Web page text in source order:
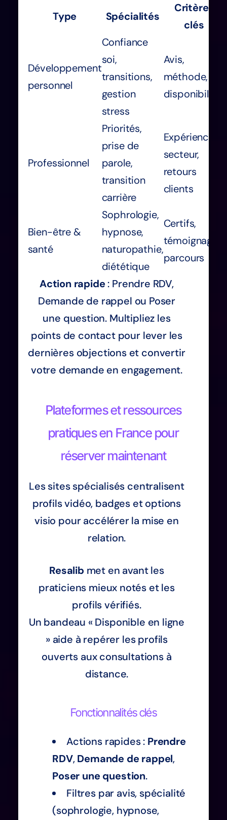
Type Spécialités
Critères
clés
Développement
personnel
Confiance
soi,
transitions,
gestion
stress
Avis,
méthode,
disponibilité
Professionnel
Priorités,
prise de
parole,
transition
carrière
Expérience
secteur,
retours
clients
Bien-être &
santé
Sophrologie,
hypnose,
naturopathie,
diététique
Certifs,
témoignages,
parcours
Action rapide: Prendre RDV,
Demande de rappel ou Poser
une question. Multipliez les
points de contact pour lever les
dernières objections et convertir
votre demande en engagement.
Plateformes et ressources
pratiques en France pour
réserver maintenant
Les sites spécialisés centralisent
profils vidéo, badges et options
visio pour accélérer la mise en
relation.
Resalib met en avant les
praticiens mieux notés et les
profils vérifiés.
Un bandeau « Disponible en ligne
» aide à repérer les profils
ouverts aux consultations à
distance.
Fonctionnalités clés
Actions rapides : Prendre
RDV,Demande de rappel,
Poser une question.
Filtres par avis, spécialité
(sophrologie, hypnose,